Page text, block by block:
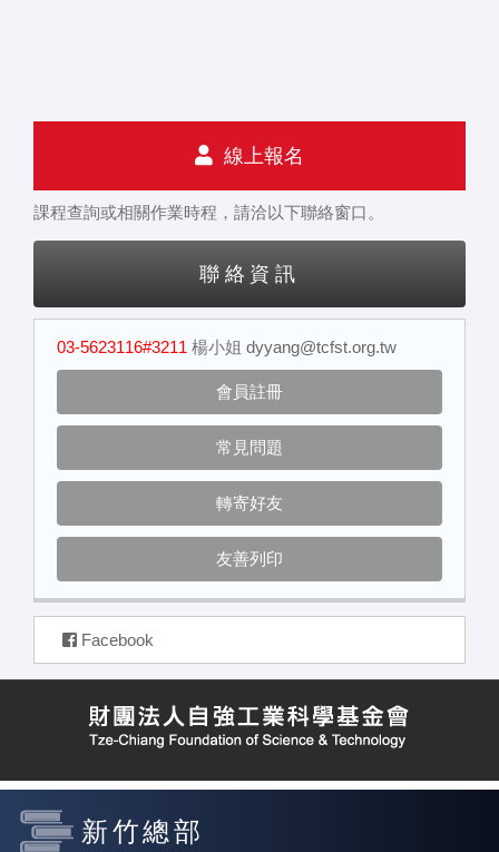
線上報名
課程查詢或相關作業時程，請洽以下聯絡窗口。
聯絡資訊
03-5623116#3211 楊小姐 dyyang@tcfst.org.tw
會員註冊
常見問題
轉寄好友
友善列印
Facebook
新竹總部